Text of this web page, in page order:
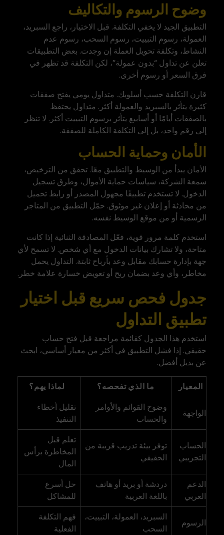
وضوح الرسوم والتكاليف
التطبيق الجيد لا يخفي التكلفة. قبل الاختيار، راجع السبريد،
العمولة، رسوم التبييت، رسوم السحب، رسوم عدم
النشاط، وتكلفة تحويل العملة إن وجدت. بعض التطبيقات
تعلن عن تداول “بدون عمولة”، لكن التكلفة قد تظهر في
فرق السعر أو رسوم أخرى.
قارن التكلفة حسب أسلوبك. متداول يومي يفتح صفقات
كثيرة يتأثر بالسبريد والعمولة أكثر. متداول يحتفظ
بالصفقات أيامًا أو أسابيع يتأثر برسوم التبييت أكثر. لا تنظر
إلى رقم واحد، بل إلى التكلفة الكاملة للصفقة.
الأمان وحماية الحساب
الأمان يبدأ من الوسيط والتطبيق معًا. تحقق من الترخيص،
سمعة الشركة، سياسات حماية الأموال، وطرق تسجيل
الدخول. لا تستخدم تطبيقًا مجهول المصدر أو رابط تحميل
من محادثة أو إعلان غير موثوق. حمّل التطبيق من المتاجر
الرسمية أو من موقع الوسيط نفسه.
استخدم كلمة مرور قوية، فعّل المصادقة الثنائية إذا كانت
متاحة، ولا تشارك بيانات الدخول مع أي شخص. لا تسمح لأي
جهة بإدارة حسابك مقابل وعد بأرباح ثابتة. التداول يحمل
مخاطر، وأي وعد بضمان ربح أو تعويض خسارة علامة خطر.
جدول فحص سريع قبل اختيار
تطبيق التداول
استخدم هذا الجدول كقائمة مراجعة قبل فتح حساب
حقيقي. إذا فشل التطبيق في أكثر من معيار أساسي، ابحث
عن بديل أفضل.
المعيار ما الذي تفحصه؟ لماذا يهم؟
الواجهة
وضوح القوائم والأوامر
والحساب
تقليل أخطاء
التنفيذ
الحساب
التجريبي
توفر بيئة تدريب قريبة من
الحقيقي
تعلم قبل
المخاطرة برأس
المال
الدعم
العربي
دردشة أو بريد أو هاتف
باللغة العربية
حل أسرع
للمشاكل
الرسوم
السبريد، العمولة، التبييت،
السحب
فهم التكلفة
الفعلية